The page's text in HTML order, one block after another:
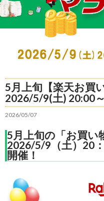
ッ
プ
5月上旬【楽天お買
2026/5/9(土) 20:00～
2026/05/07
5月上旬の「お買い
2026/5/9（土）20
開催！